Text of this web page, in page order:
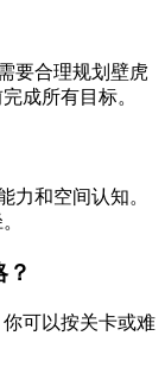
要合理规划壁虎
成所有目标。
力和空间认知。
可以按关卡或难